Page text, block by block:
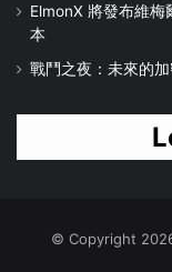
ElmonX 將發布維
本
戰鬥之夜：未來的
© Copyright